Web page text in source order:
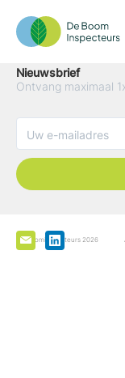
Nieuwsbrief
Ontvang maximaal
De Boominspecteurs 2026